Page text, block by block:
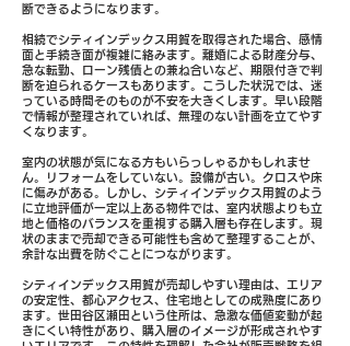
断できるようになります。
相続でシティインデックス用賀を取得された場合、感情
面と手続き面が複雑に絡みます。離婚による財産分与、
急な転勤、ローン残債との兼ね合いなど、期限付きで判
断を迫られるケースもあります。こうした状況では、迷
っている時間そのものが不安を大きくします。早い段階
で情報が整理されていれば、無理のない計画を立てやす
くなります。
室内の状態が気になる方もいらっしゃるかもしれませ
ん。リフォームをしていない。設備が古い。クロスや床
に傷みがある。しかし、シティインデックス用賀のよう
に立地評価が一定以上ある物件では、室内状態よりも立
地と価格のバランスを重視する購入層も存在します。現
状のままで売却できる可能性も含めて整理することが、
余計な出費を防ぐことにつながります。
シティインデックス用賀が売却しやすい理由は、エリア
の安定性、都心アクセス、住宅地としての成熟度にあり
ます。世田谷区瀬田という住所は、急激な価値変動が起
きにくい特性があり、購入層のイメージが形成されやす